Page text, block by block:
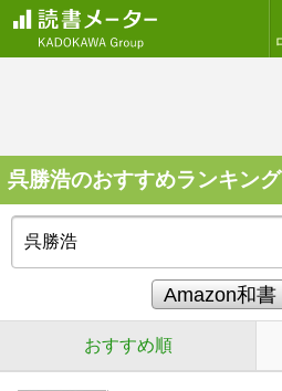
呉勝浩のおすすめランキング
おすすめ順